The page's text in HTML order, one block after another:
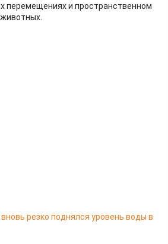
перемещениях и пространственном
резко поднялся уровень воды в